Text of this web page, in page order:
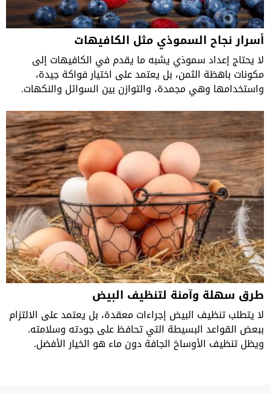
أسرار نجاح السموذي مثل الكافيهات
لا يحتاج إعداد سموذي يشبه ما يقدم في الكافيهات إلى
مكونات باهظة الثمن، بل يعتمد على اختيار فواكة جيدة،
واستخدامها وهي مجمدة، والتوازن بين السوائل والنكهات.
طرق سهلة وآمنة لتنظيف البيض
لا يتطلب تنظيف البيض إجراءات معقدة، بل يعتمد على الالتزام
ببعض القواعد البسيطة التي تحافظ على جودته وسلامته.
ويظل تنظيف الأوساخ الجافة دون ماء هو الخيار الأفضل.